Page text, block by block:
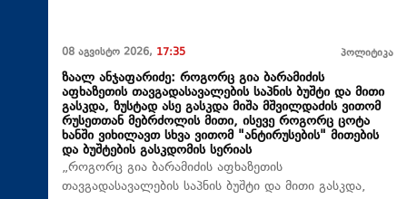
08 აგვისტო 2026, 17:35 პოლიტიკა
ზაალ ანჯაფარიძე: როგორც გია ბარამიძის
აფხაზეთის თავგადასავალების საპნის ბუშტი და მითი
გასკდა, ზუსტად ასე გასკდა მიშა მშვილდაძის ვითომ
რუსეთთან მებრძოლის მითი, ისევე როგორც ცოტა
ხანში ვიხილავთ სხვა ვითომ "ანტირუსების" მითების
და ბუშტების გასკდომის სერიას
„როგორც გია ბარამიძის აფხაზეთის
თავგადასავალების საპნის ბუშტი და მითი გასკდა,